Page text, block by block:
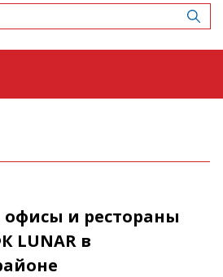
и рестораны
LUNAR в